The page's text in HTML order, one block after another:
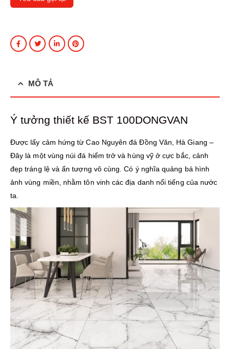
MÔ TẢ
Ý tưởng thiết kế BST 100DONGVAN
Được lấy cảm hứng từ Cao Nguyên đá Đồng Văn, Hà Giang –
Đây là một vùng núi đá hiểm trở và hùng vỹ ở cực bắc, cảnh
đẹp tráng lệ và ấn tượng vô cùng. Có ý nghĩa quảng bá hình
ảnh vùng miền, nhằm tôn vinh các địa danh nổi tiếng của nước
ta.